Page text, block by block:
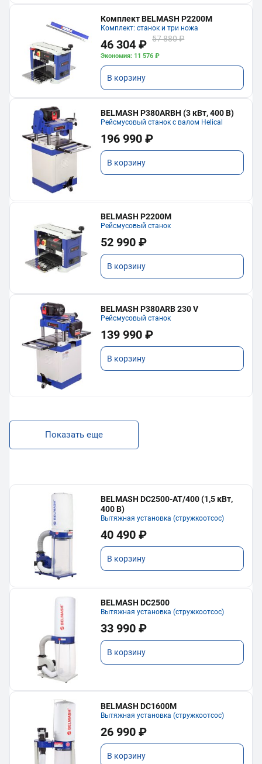
Комплект BELMASH P2200M
Комплект: станок и три ножа
46 304 ₽ 57 880 ₽
Экономия: 11 576 ₽
В корзину
BELMASH P380ARBH (3 кВт, 400 В)
Рейсмусовый станок с валом Helical
196 990 ₽
В корзину
BELMASH P2200M
Рейсмусовый станок
52 990 ₽
В корзину
BELMASH P380ARB 230 V
Рейсмусовый станок
139 990 ₽
В корзину
Показать еще
BELMASH DC2500-AT/400 (1,5 кВт,
400 В)
Вытяжная установка (стружкоотсос)
40 490 ₽
В корзину
BELMASH DC2500
Вытяжная установка (стружкоотсос)
33 990 ₽
В корзину
BELMASH DC1600M
Вытяжная установка (стружкоотсос)
26 990 ₽
В корзину